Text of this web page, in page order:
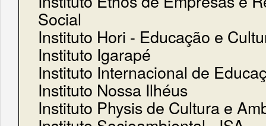
Social
Instituto Hori - Educação e
Instituto Igarapé
Instituto Internacional de
Instituto Nossa Ilhéus
Instituto Physis de Cultura e